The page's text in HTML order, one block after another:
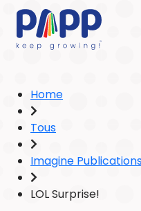
Home
Tous
Imagine
LOL Surprise!